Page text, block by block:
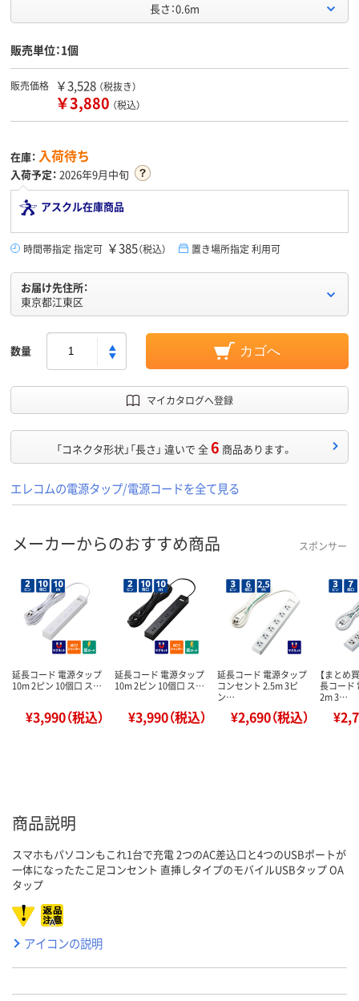
長さ：0.6m
販売単位：1個
販売価格 ￥3,528 （税抜き）
￥3,880 （税込）
在庫： 入荷待ち
入荷予定： 2026年9月中旬
アスクル在庫商品
時間帯指定 指定可 ￥385（税込） 置き場所指定 利用可
お届け先住所：
東京都江東区
数量 カゴへ
マイカタログへ登録
「コネクタ形状」「長さ」 違いで 全6 商品あります。
エレコムの電源タップ/電源コードを全て見る
メーカーからのおすすめ商品 スポンサー
延長コード 電源タップ
10m 2ピン 10個口 ス…
¥3,990（税込）
延長コード 電源タップ
10m 2ピン 10個口 ス…
¥3,990（税込）
延長コード 電源タップ
コンセント 2.5m 3ピ
ン…
¥2,690（税込）
【まとめ
長コード
2m 3…
商品説明
スマホもパソコンもこれ1台で充電 2つのAC差込口と4つのUSBポートが
一体になったたこ足コンセント 直挿しタイプのモバイルUSBタップ OA
タップ
アイコンの説明